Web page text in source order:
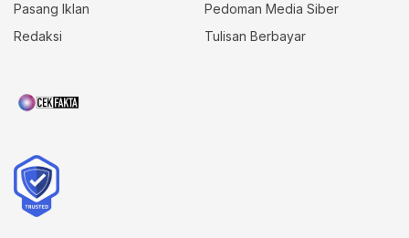
Pasang Iklan
Pedoman Media Siber
Redaksi
Tulisan Berbayar